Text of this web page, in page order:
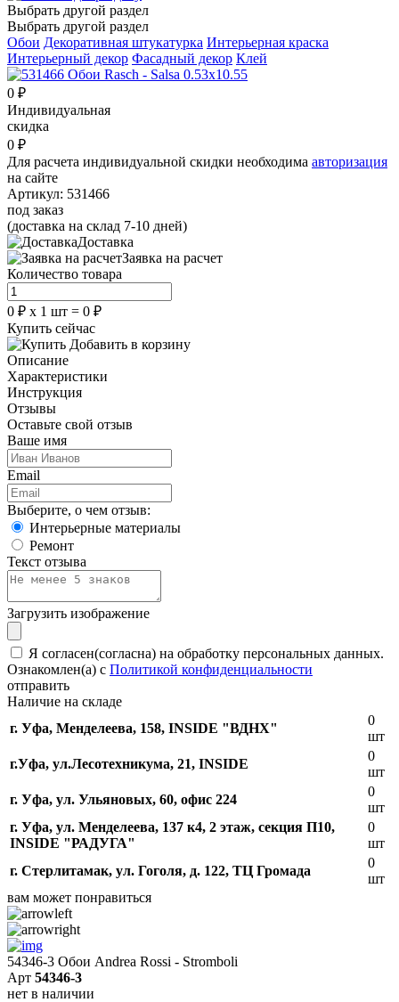
Выбрать другой раздел
Выбрать другой раздел
Обои Декоративная штукатурка Интерьерная краска
Интерьерный декор Фасадный декор Клей
0 ₽
Индивидуальная
скидка
0 ₽
Для расчета индивидуальной скидки необходима авторизация
на сайте
Артикул: 531466
под заказ
(доставка на склад 7-10 дней)
Доставка
Заявка на расчет
Количество товара
0 ₽ х 1 шт = 0 ₽
Купить сейчас
Добавить в корзину
Описание
Характеристики
Инструкция
Отзывы
Оставьте свой отзыв
Ваше имя
Email
Выберите, о чем отзыв:
Интерьерные материалы
Ремонт
Текст отзыва
Загрузить изображение
Я согласен(согласна) на обработку персональных данных.
Ознакомлен(а) с Политикой конфиденциальности
отправить
Наличие на складе
г. Уфа, Менделеева, 158, INSIDE "ВДНХ"
0
шт
г.Уфа, ​ул.Лесотехникума, 21, INSIDE
0
шт
г. Уфа, ул. Ульяновых, 60, офис 224
0
шт
г. Уфа, ул. Менделеева, 137 к4, ​2 этаж, секция П10,
INSIDE "РАДУГА"
0
шт
г. Стерлитамак, ул. Гоголя, д. 122, ТЦ Громада
0
шт
вам может понравиться
54346-3 Обои Andrea Rossi - Stromboli
Арт 54346-3
нет в наличии